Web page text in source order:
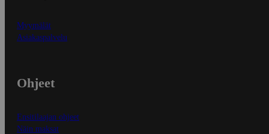
Myymälät
Asiakaspalvelu
Ohjeet
Ensitilaajan ohjeet
Näin maksat